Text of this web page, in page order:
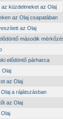
az küzdelmeket az Olaj
az Olaj csapatában
az Olaj
második
elődöntő párharca
Olaj
az Olaj
a rájátszásban
az Olaj